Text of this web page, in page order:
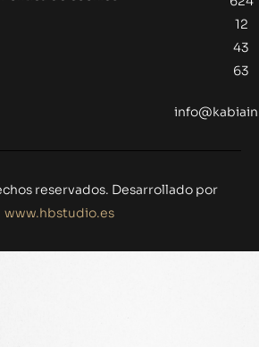
12
43
63
reservados. Desarrollado por
www.hbstudio.es